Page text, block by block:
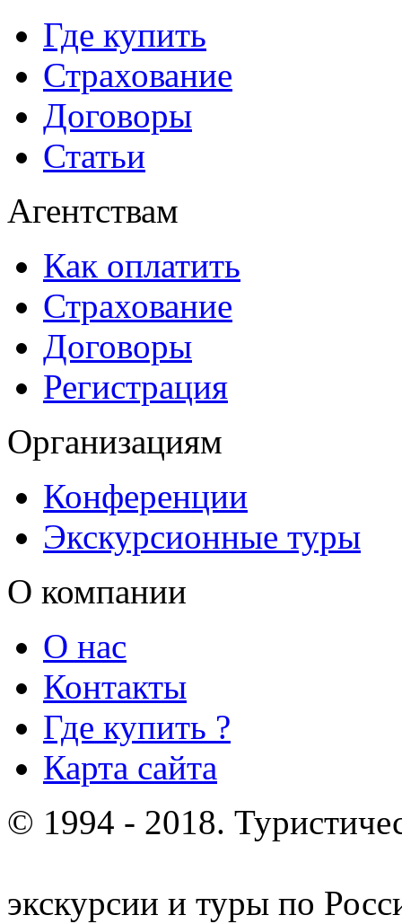
Где купить
Страхование
Договоры
Статьи
Агентствам
Как оплатить
Страхование
Договоры
Регистрация
Организациям
Конференции
Экскурсионные туры
О компании
О нас
Контакты
Где купить ?
Карта сайта
© 1994 - 2018.
экскурсии и туры по